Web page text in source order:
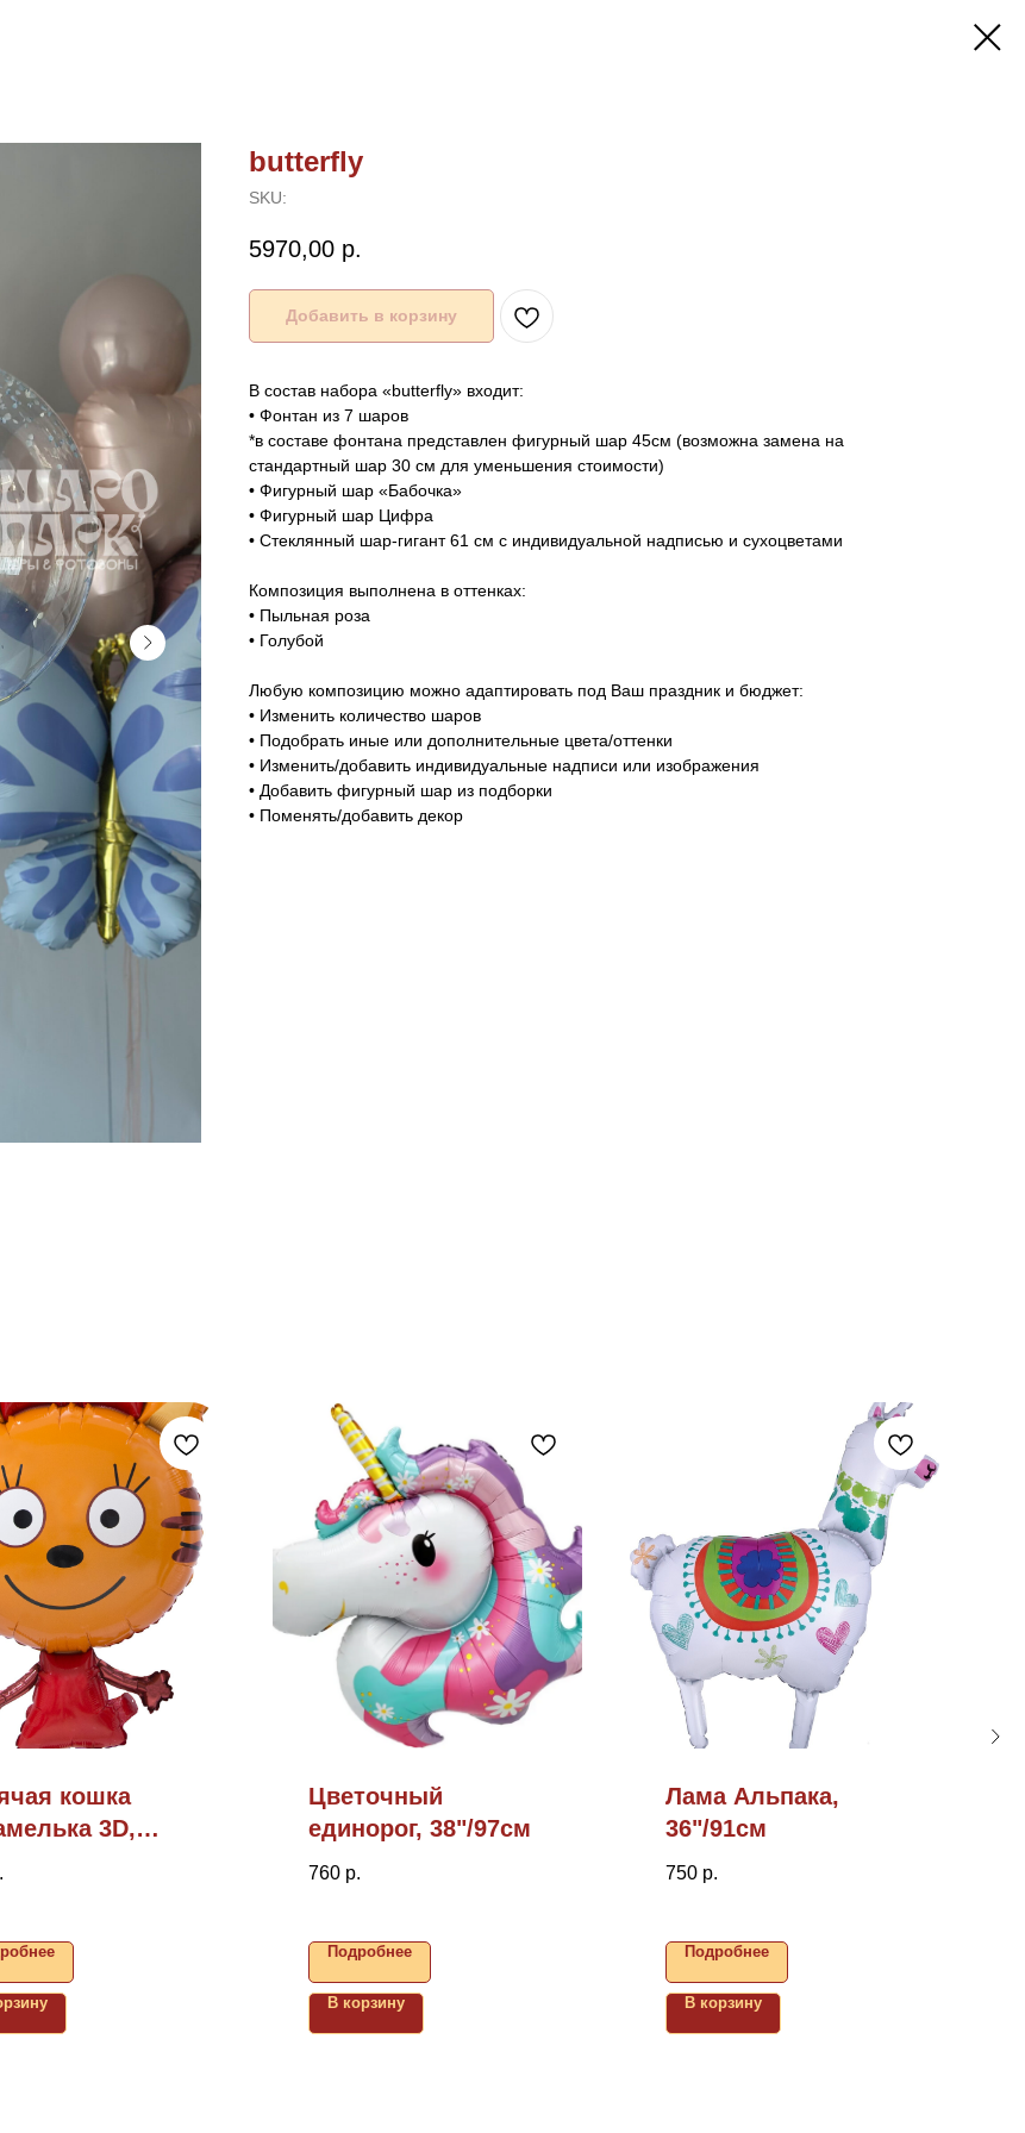
butterfly
SKU:
5970,00 р.
Добавить в корзину
В состав набора «butterfly» входит:
• Фонтан из 7 шаров
*в составе фонтана представлен фигурный шар 45см (возможна замена на
стандартный шар 30 см для уменьшения стоимости)
• Фигурный шар «Бабочка»
• Фигурный шар Цифра
• Стеклянный шар-гигант 61 см с индивидуальной надписью и сухоцветами
Композиция выполнена в оттенках:
• Пыльная роза
• Голубой
Любую композицию можно адаптировать под Ваш праздник и бюджет:
• Изменить количество шаров
• Подобрать иные или дополнительные цвета/оттенки
• Изменить/добавить индивидуальные надписи или изображения
• Добавить фигурный шар из подборки
• Поменять/добавить декор
кошка
3D,
Цветочный
единорог, 38"/97см
760 р.
Подробнее
В корзину
Лама Альпака,
36"/91см
750 р.
Подробнее
В корзину